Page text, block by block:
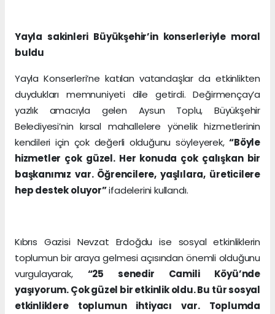
Yayla sakinleri Büyükşehir’in konserleriyle moral
buldu
Yayla Konserleri’ne katılan vatandaşlar da etkinlikten
duydukları memnuniyeti dile getirdi. Değirmençay’a
yazlık amacıyla gelen Aysun Toplu, Büyükşehir
Belediyesi’nin kırsal mahallelere yönelik hizmetlerinin
kendileri için çok değerli olduğunu söyleyerek,“Böyle
hizmetler çok güzel. Her konuda çok çalışkan bir
başkanımız var. Öğrencilere, yaşlılara, üreticilere
hep destek oluyor”ifadelerini kullandı.
Kıbrıs Gazisi Nevzat Erdoğdu ise sosyal etkinliklerin
toplumun bir araya gelmesi açısından önemli olduğunu
vurgulayarak, “25 senedir Camili Köyü’nde
yaşıyorum. Çok güzel bir etkinlik oldu. Bu tür sosyal
etkinliklere toplumun ihtiyacı var. Toplumda